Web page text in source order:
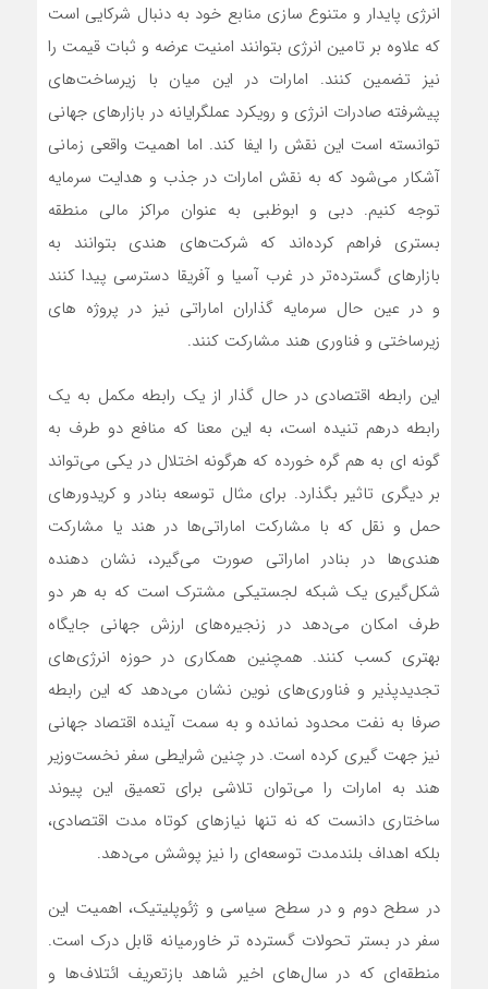
انرژی پایدار و متنوع سازی منابع خود به دنبال شرکایی است
که علاوه بر تامین انرژی بتوانند امنیت عرضه و ثبات قیمت را
نیز تضمین کنند. امارات در این میان با زیرساخت‌های
پیشرفته صادرات انرژی و رویکرد عملگرایانه در بازارهای جهانی
توانسته است این نقش را ایفا کند. اما اهمیت واقعی زمانی
آشکار می‌شود که به نقش امارات در جذب و هدایت سرمایه
توجه کنیم. دبی و ابوظبی به عنوان مراکز مالی منطقه
بستری فراهم کرده‌اند که شرکت‌های هندی بتوانند به
بازارهای گسترده‌تر در غرب آسیا و آفریقا دسترسی پیدا کنند
و در عین حال سرمایه گذاران اماراتی نیز در پروژه های
زیرساختی و فناوری هند مشارکت کنند.
این رابطه اقتصادی در حال گذار از یک رابطه مکمل به یک
رابطه درهم تنیده است، به این معنا که منافع دو طرف به
گونه ای به هم گره خورده که هرگونه اختلال در یکی می‌تواند
بر دیگری تاثیر بگذارد. برای مثال توسعه بنادر و کریدورهای
حمل و نقل که با مشارکت اماراتی‌ها در هند یا مشارکت
هندی‌ها در بنادر اماراتی صورت می‌گیرد، نشان دهنده
شکل‌گیری یک شبکه لجستیکی مشترک است که به هر دو
طرف امکان می‌دهد در زنجیره‌های ارزش جهانی جایگاه
بهتری کسب کنند. همچنین همکاری در حوزه انرژی‌های
تجدیدپذیر و فناوری‌های نوین نشان می‌دهد که این رابطه
صرفا به نفت محدود نمانده و به سمت آینده اقتصاد جهانی
نیز جهت گیری کرده است. در چنین شرایطی سفر نخست‌وزیر
هند به امارات را می‌توان تلاشی برای تعمیق این پیوند
ساختاری دانست که نه تنها نیازهای کوتاه مدت اقتصادی،
بلکه اهداف بلندمدت توسعه‌ای را نیز پوشش می‌دهد.
در سطح دوم و در سطح سیاسی و ژئوپلیتیک، اهمیت این
سفر در بستر تحولات گسترده تر خاورمیانه قابل درک است.
منطقه‌ای که در سال‌های اخیر شاهد بازتعریف ائتلاف‌ها و